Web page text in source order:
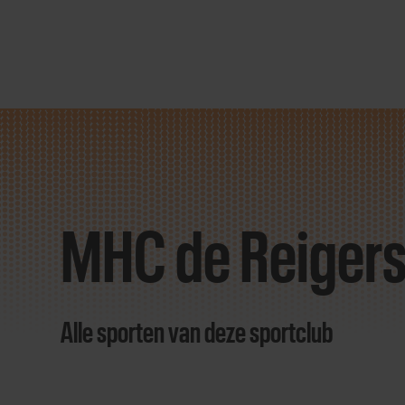
Direct
door
contentMHC de
Alle sporten van deze sportclub